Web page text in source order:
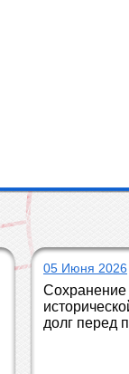
05 Июня 2026
Сохранение
долг перед